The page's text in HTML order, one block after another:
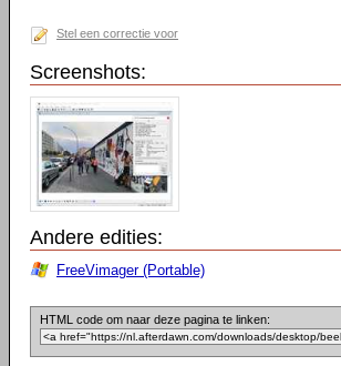
Stel een correctie voor
Screenshots:
Andere edities:
FreeVimager (Portable)
HTML code om naar deze pagina te linken: